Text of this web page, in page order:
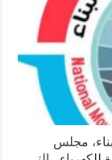
مجلس